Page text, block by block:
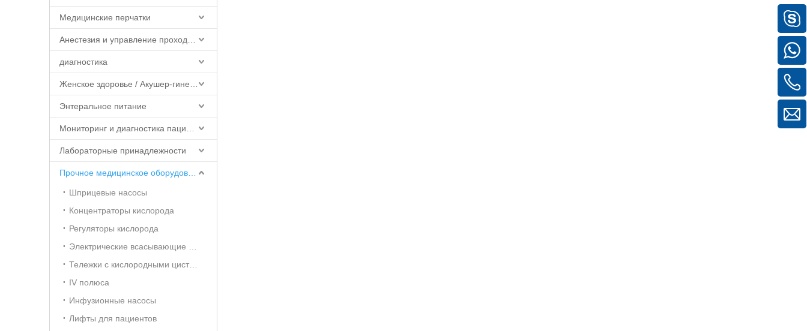
Медицинские перчатки
диагностика
Энтеральное питание
Лабораторные принадлежности
Шприцевые насосы
Концентраторы кислорода
Регуляторы кислорода
IV полюса
Инфузионные насосы
Лифты для пациентов